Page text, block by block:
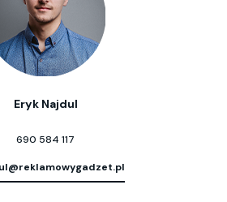
Eryk Najdul
690 584 117